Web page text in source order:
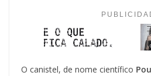
O canistel, de nome científico